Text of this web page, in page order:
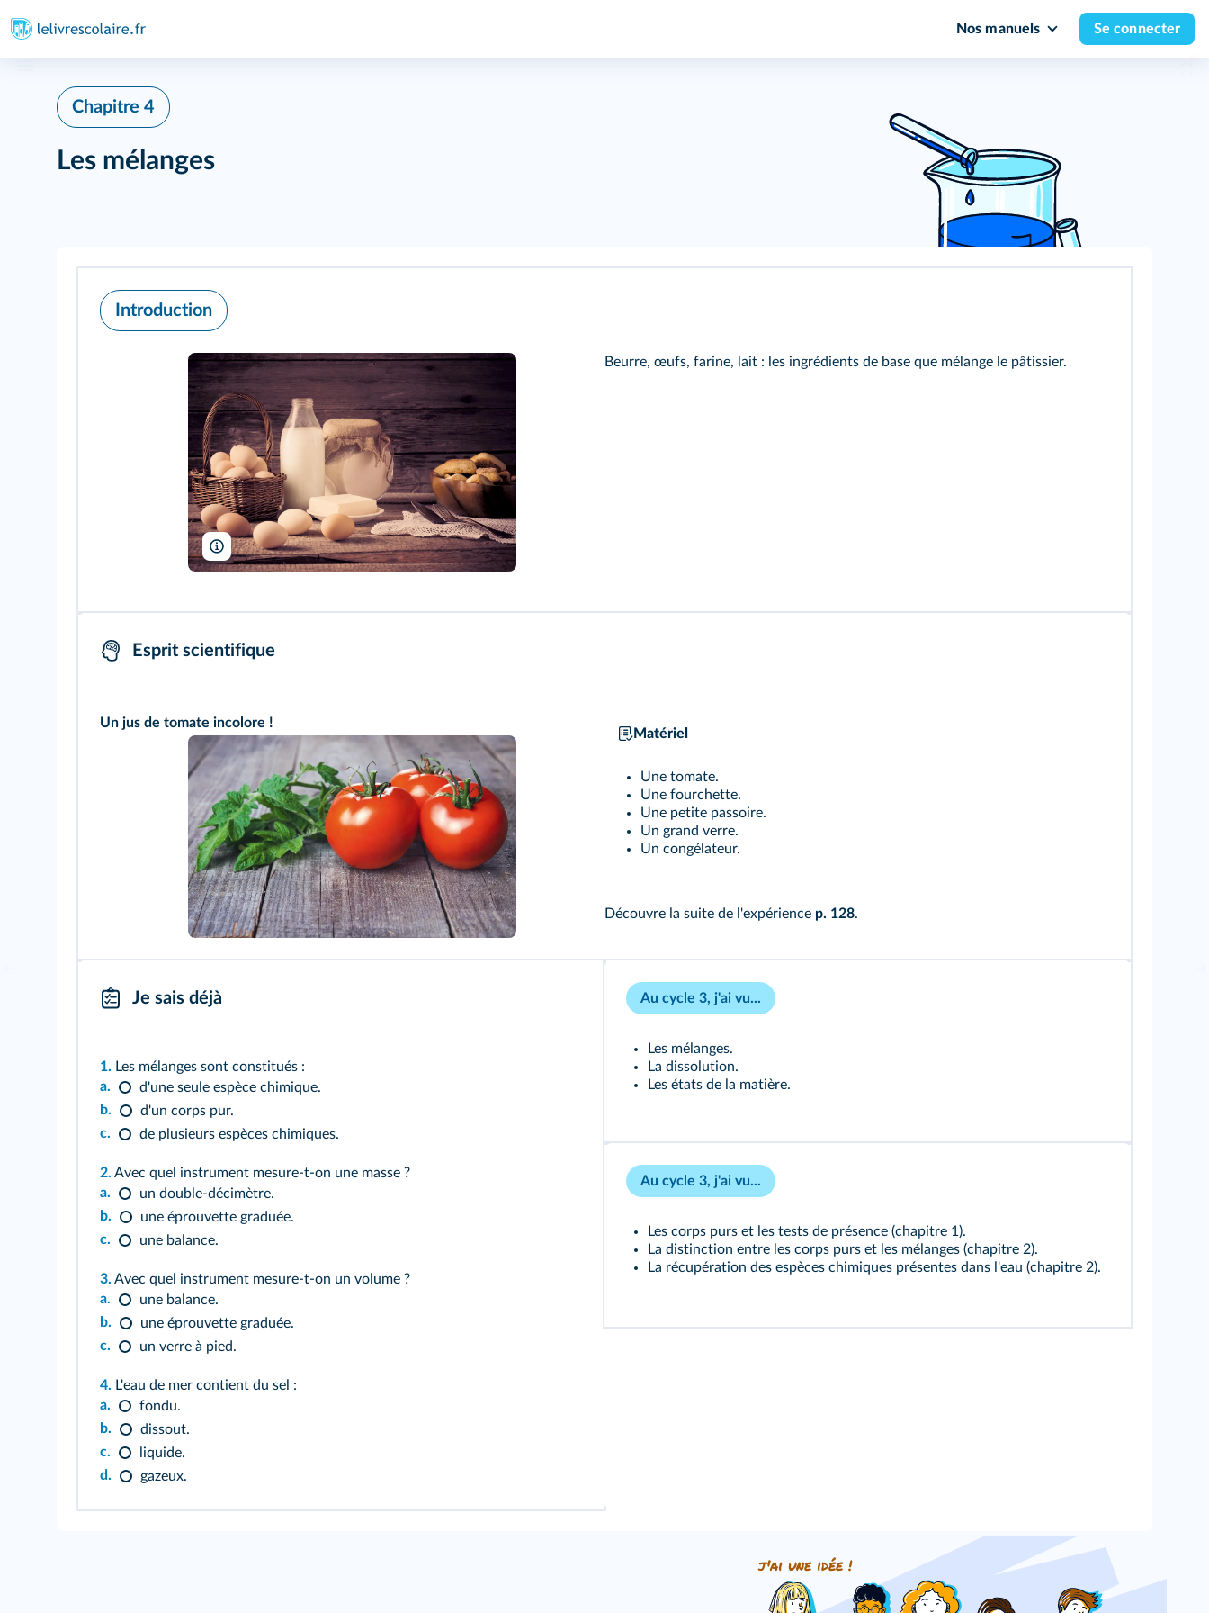
Nos manuels Se connecter
Chapitre 4
Les mélanges
Introduction
Maya Kruchankova/Shutterstock
Beurre, œufs, farine, lait : les ingrédients de base que mélange le pâtissier.
Esprit scientifique
Un jus de tomate incolore !
Matériel
Une tomate.
Une fourchette.
Une petite passoire.
Un grand verre.
Un congélateur.
Découvre la suite de l'expérience p. 128.
Je sais déjà
1. Les mélanges sont constitués :
a.
d'une seule espèce chimique.
b.
d'un corps pur.
c.
de plusieurs espèces chimiques.
2. Avec quel instrument mesure-t-on une masse ?
a.
un double-décimètre.
b.
une éprouvette graduée.
c.
une balance.
3. Avec quel instrument mesure-t-on un volume ?
a.
une balance.
b.
une éprouvette graduée.
c.
un verre à pied.
4. L'eau de mer contient du sel :
a.
fondu.
b.
dissout.
c.
liquide.
d.
gazeux.
Au cycle 3, j'ai vu...
Les mélanges.
La dissolution.
Les états de la matière.
Au cycle 3, j'ai vu...
Les corps purs et les tests de présence (chapitre 1).
La distinction entre les corps purs et les mélanges (chapitre 2).
La récupération des espèces chimiques présentes dans l'eau (chapitre 2).
j'ai une idée !